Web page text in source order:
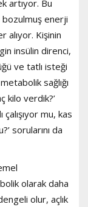
artıyor. Bu
bozulmuş enerji
alıyor. Kişinin
insülin direnci,
ve tatlı isteği
sağlığı
kilo verdik?’
mu, kas
sorularını da
olarak daha
olur, açlık